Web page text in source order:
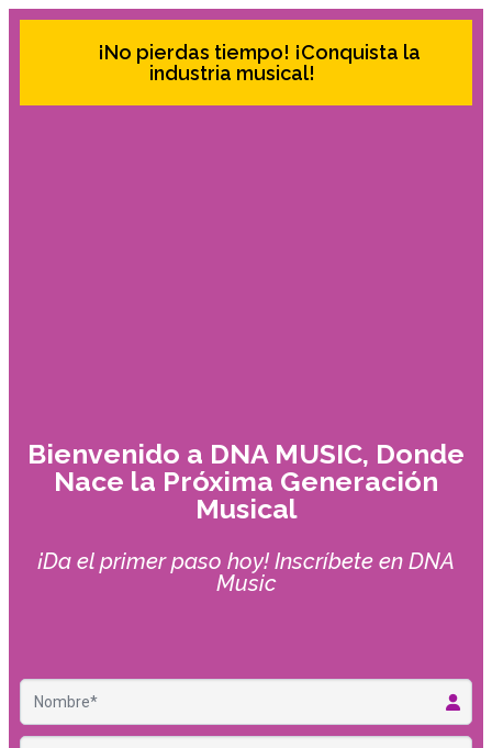
¡No pierdas tiempo! ¡Conquista la
industria musical!
Bienvenido a DNA MUSIC, Donde
Nace la Próxima Generación
Musical
¡Da el primer paso hoy! Inscríbete en DNA
Music